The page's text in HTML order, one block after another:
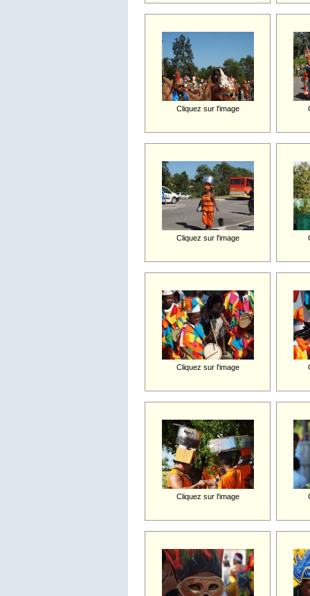
Cliquez sur l'image
Cliquez sur l'image
Cliquez sur l'image
Cliquez sur l'image